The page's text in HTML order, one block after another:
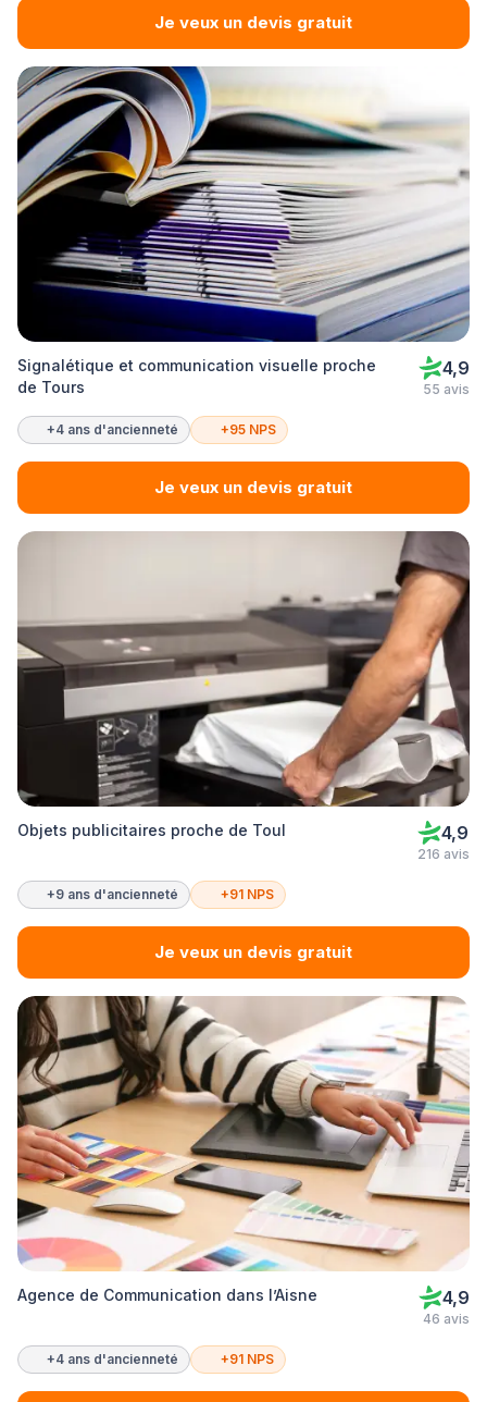
Je veux un devis gratuit
Signalétique et communication visuelle proche
de Tours
4,9
55 avis
+4 ans d'ancienneté +95 NPS
Je veux un devis gratuit
Objets publicitaires proche de Toul 4,9
216 avis
+9 ans d'ancienneté +91 NPS
Je veux un devis gratuit
Agence de Communication dans l’Aisne 4,9
46 avis
+4 ans d'ancienneté +91 NPS